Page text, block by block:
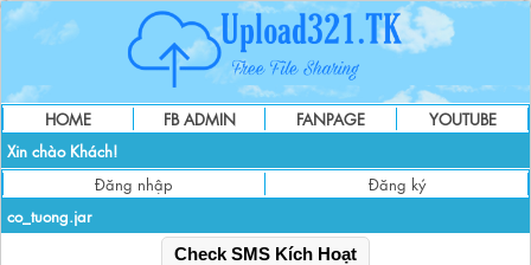
HOME FB ADMIN FANPAGE
YOUTUBE
Xin chào Khách!
Đăng nhập
Đăng ký
co_tuong.jar
Check SMS Kích Hoạt